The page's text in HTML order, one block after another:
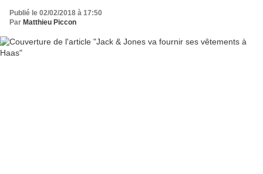
Publié le 02/02/2018 à 17:50
Par Matthieu Piccon